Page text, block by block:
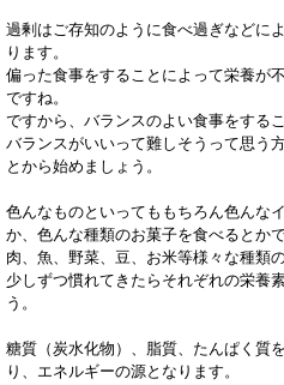
過剰はご存知のように食べ過ぎなどに
ります。
偏った食事をすることによって栄養が
ですね。
ですから、バランスのよい食事をする
バランスがいいって難しそうって思う
とから始めましょう。
色んなものといってももちろん色んな
か、色んな種類のお菓子を食べるとか
肉、魚、野菜、豆、お米等様々な種類
少しずつ慣れてきたらそれぞれの栄養
う。
糖質（炭水化物）、脂質、たんぱく質
り、エネルギーの源となります。